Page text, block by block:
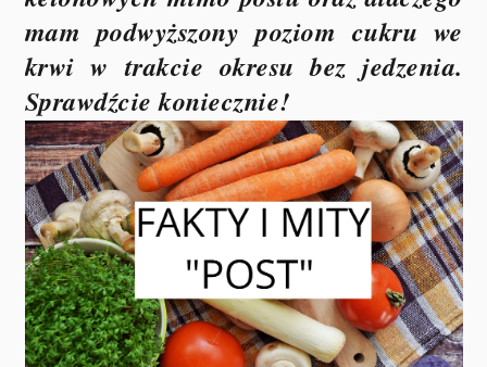
mam podwyższony poziom cukru we
krwi w trakcie okresu bez jedzenia.
Sprawdźcie koniecznie!